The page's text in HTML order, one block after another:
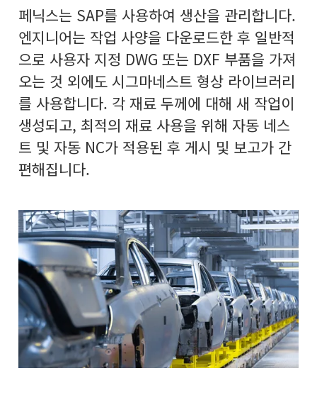
페닉스는 SAP를 사용하여 생산을 관리합니다.
엔지니어는 작업 사양을 다운로드한 후 일반적
으로 사용자 지정 DWG 또는 DXF 부품을 가져
오는 것 외에도 시그마네스트 형상 라이브러리
를 사용합니다. 각 재료 두께에 대해 새 작업이
생성되고, 최적의 재료 사용을 위해 자동 네스
트 및 자동 NC가 적용된 후 게시 및 보고가 간
편해집니다.